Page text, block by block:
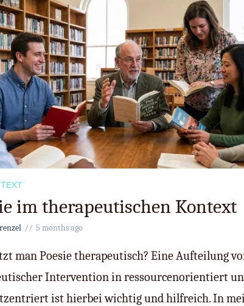
TEXT
im therapeutischen Kontext
5 months ago
man Poesie therapeutisch? Eine Aufteilung
Intervention in ressourcenorientiert
ist hierbei wichtig und hilfreich. In